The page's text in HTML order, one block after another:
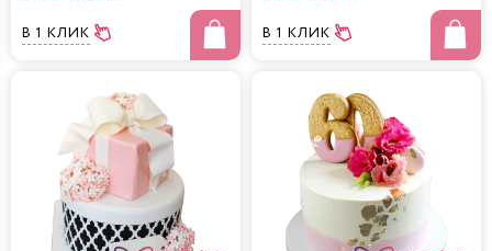
В 1 КЛИК В 1 КЛИК